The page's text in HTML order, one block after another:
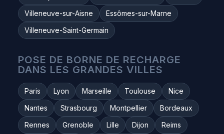
Villeneuve-sur-Aisne
Essômes-sur-Marne
Villeneuve-Saint-Germain
POSE DE BORNE DE RECHARGE
DANS LES GRANDES VILLES
Paris Lyon Marseille Toulouse
Nice
Nantes
Strasbourg Montpellier
Bordeaux
Rennes
Grenoble Lille Dijon
Reims